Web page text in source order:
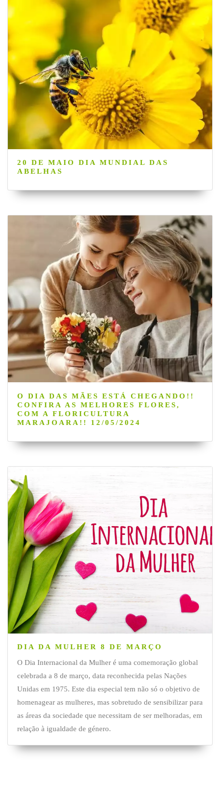
20 DE MAIO DIA MUNDIAL DAS
ABELHAS
O DIA DAS MÃES ESTÁ CHEGANDO!!
CONFIRA AS MELHORES FLORES,
COM A FLORICULTURA
MARAJOARA!! 12/05/2024
DIA DA MULHER 8 DE MARÇO
O Dia Internacional da Mulher é uma comemoração global
celebrada a 8 de março, data reconhecida pelas Nações
Unidas em 1975. Este dia especial tem não só o objetivo de
homenagear as mulheres, mas sobretudo de sensibilizar para
as áreas da sociedade que necessitam de ser melhoradas, em
relação à igualdade de género.